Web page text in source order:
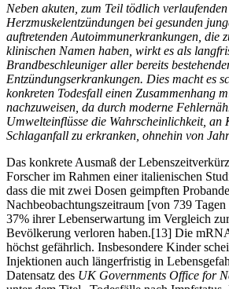
Neben akuten, zum Teil tödlich verlaufenden
Herzmuskelentzündungen bei gesunden
auftretenden Autoimmunerkrankungen, die
klinischen Namen haben, wirkt es als
Brandbeschleuniger aller bereits
Entzündungserkrankungen. Dies macht es
konkreten Todesfall einen Zusammenhang
nachzuweisen, da durch moderne
Umwelteinflüsse die Wahrscheinlichkeit, an
Schlaganfall zu erkranken, ohnehin von
Das konkrete Ausmaß der
Forscher im Rahmen einer italienischen
dass die mit zwei Dosen geimpften
Nachbeobachtungszeitraum [von 739
37% ihrer Lebenserwartung im Vergleich
Bevölkerung verloren haben.[13] Die
höchst gefährlich. Insbesondere Kinder
Injektionen auch längerfristig in
Datensatz des UK Governments Office for